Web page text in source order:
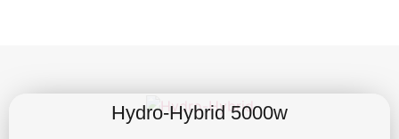
Hydro-Hybrid 5000w